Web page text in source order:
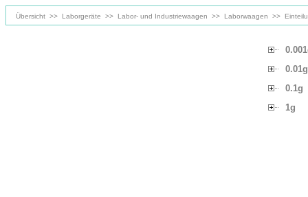
Übersicht >> Laborgeräte >> Labor- und Industriewaagen >> Laborwaagen >>
0.01g
0.1g
1g